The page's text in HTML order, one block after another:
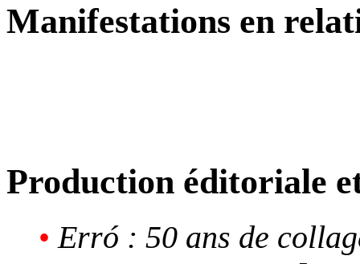
Manifestations en
Production éditoriale
• Erró : 50 ans de